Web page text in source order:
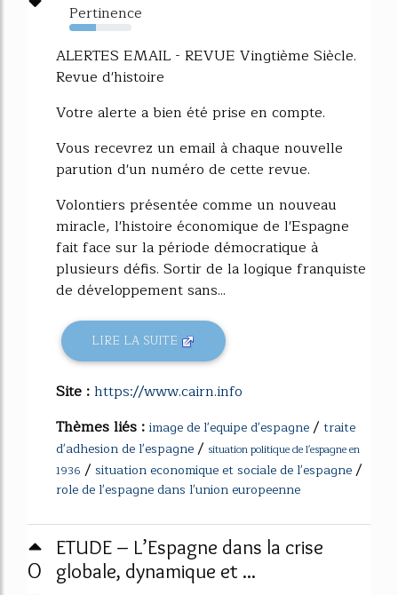
Pertinence
43%
ALERTES EMAIL - REVUE Vingtième Siècle.
Revue d'histoire
Votre alerte a bien été prise en compte.
Vous recevrez un email à chaque nouvelle
parution d'un numéro de cette revue.
Volontiers présentée comme un nouveau
miracle, l'histoire économique de l'Espagne
fait face sur la période démocratique à
plusieurs défis. Sortir de la logique franquiste
de développement sans...
LIRE LA SUITE
Site :https://www.cairn.info
Thèmes liés : image de l'equipe d'espagne/ traite
d'adhesion de l'espagne/ situation politique de l'espagne en
1936 / situation economique et sociale de l'espagne/
role de l'espagne dans l'union europeenne
0
ETUDE – L’Espagne dans la crise
globale, dynamique et ...